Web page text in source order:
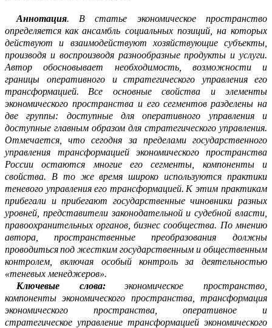
Аннотация. В статье экономическое пространство
определяется как ансамбль социальных позиций, на которых
действуют и взаимодействуют хозяйствующие субъекты,
производя и воспроизводя разнообразные продукты и услуги.
Автор обосновывает необходимость, возможности и
границы оперативного и стратегического управления
его
трансформацией.
Все основные свойства и элементы
экономического пространства и его сегментов разделены на
две группы: доступные для оперативного управления и
доступные главным образом для стратегического управления.
Отмечается, чтосегодняза пределами государственного
управления трансформацией экономического
пространства
России остаются многие его сегменты, компоненты и
свойства. В то же время широко используются практики
теневого управления его трансформацией. К этим практикам
прибегали и прибегают государственные чиновники разных
уровней, представители законодательной и судебной власти,
правоохранительных органов, бизнес сообщества. По мнению
автора,
пространственные преобразования должны
проводитьсяпод жестким государственным и общественным
контролем, включая особый
контроль за деятельностью
«теневых менеджеров».
Ключевые слова: экономическое пространство,
компонентыэкономического пространства, трансформация
экономического пространства, оперативное и
стратегическое управление трансформацией экономического